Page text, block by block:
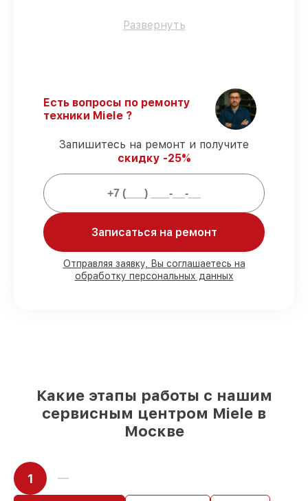
Оригинальные детали– гарантируем
восстановление холодильника F 9552 I
выполняется строго в оговоренные
Гарантийное обслуживание–
обслуживаем холодильников всегда со
строгим соблюдением гарантийных
обязательств.
Мы гарантируем:
80%работ в вашем присутствии
90%комплектующих для холодильников
Развернуть
Есть вопросы по ремонту
техники Miele ?
Запишитесь на ремонт и получите
скидку -25%
Записаться на ремонт
Отправляя заявку, Вы соглашаетесь на
обработку персональных данных
Какие этапы работы с нашим
сервисным центром Miele в
Москве
1